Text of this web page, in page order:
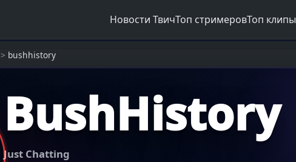
Новости ТвичТоп стримеровТоп клипы
> bushhistory
BushHistory
Just Chatting